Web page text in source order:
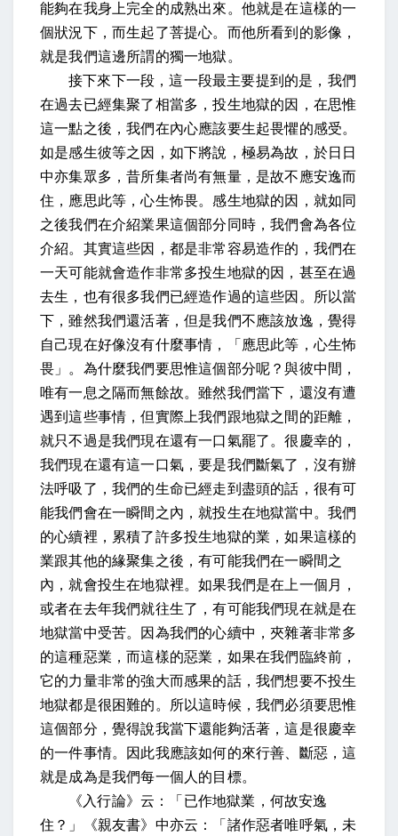
能夠在我身上完全的成熟出來。他就是在這樣的一
個狀況下，而生起了菩提心。而他所看到的影像，
就是我們這邊所謂的獨一地獄。
接下來下一段，這一段最主要提到的是，我們
在過去已經集聚了相當多，投生地獄的因，在思惟
這一點之後，我們在內心應該要生起畏懼的感受。
如是感生彼等之因，如下將說，極易為故，於日日
中亦集眾多，昔所集者尚有無量，是故不應安逸而
住，應思此等，心生怖畏。感生地獄的因，就如同
之後我們在介紹業果這個部分同時，我們會為各位
介紹。其實這些因，都是非常容易造作的，我們在
一天可能就會造作非常多投生地獄的因，甚至在過
去生，也有很多我們已經造作過的這些因。所以當
下，雖然我們還活著，但是我們不應該放逸，覺得
自己現在好像沒有什麼事情，「應思此等，心生怖
畏」。為什麼我們要思惟這個部分呢？與彼中間，
唯有一息之隔而無餘故。雖然我們當下，還沒有遭
遇到這些事情，但實際上我們跟地獄之間的距離，
就只不過是我們現在還有一口氣罷了。很慶幸的，
我們現在還有這一口氣，要是我們斷氣了，沒有辦
法呼吸了，我們的生命已經走到盡頭的話，很有可
能我們會在一瞬間之內，就投生在地獄當中。我們
的心續裡，累積了許多投生地獄的業，如果這樣的
業跟其他的緣聚集之後，有可能我們在一瞬間之
內，就會投生在地獄裡。如果我們是在上一個月，
或者在去年我們就往生了，有可能我們現在就是在
地獄當中受苦。因為我們的心續中，夾雜著非常多
的這種惡業，而這樣的惡業，如果在我們臨終前，
它的力量非常的強大而感果的話，我們想要不投生
地獄都是很困難的。所以這時候，我們必須要思惟
這個部分，覺得說我當下還能夠活著，這是很慶幸
的一件事情。因此我應該如何的來行善、斷惡，這
就是成為是我們每一個人的目標。
《入行論》云：「已作地獄業，何故安逸
住？」《親友書》中亦云：「諸作惡者唯呼氣，未